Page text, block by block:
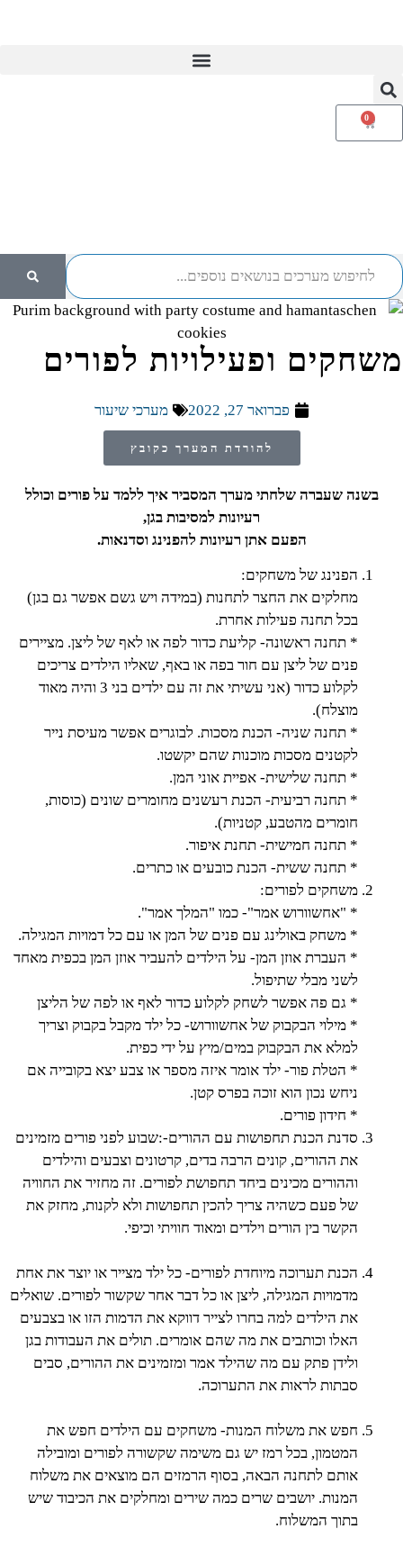
0
משחקים ופעילויות לפורים
פברואר 27, 2022 מערכי שיעור
להורדת המערך כקובץ
בשנה שעברה שלחתי מערך המסביר איך ללמד על פורים וכולל
רעיונות למסיבות בגן,
הפעם אתן רעיונות להפנינג וסדנאות.
הפנינג של משחקים:
מחלקים את החצר לתחנות (במידה ויש גשם אפשר גם בגן)
בכל תחנה פעילות אחרת.
* תחנה ראשונה- קליעת כדור לפה או לאף של ליצן. מציירים
פנים של ליצן עם חור בפה או באף, שאליו הילדים צריכים
לקלוע כדור (אני עשיתי את זה עם ילדים בני 3 והיה מאוד
מוצלח).
* תחנה שניה- הכנת מסכות. לבוגרים אפשר מעיסת נייר
לקטנים מסכות מוכנות שהם יקשטו.
* תחנה שלישית- אפיית אוני המן.
* תחנה רביעית- הכנת רעשנים מחומרים שונים (כוסות,
חומרים מהטבע, קטניות).
* תחנה חמישית- תחנת איפור.
* תחנה ששית- הכנת כובעים או כתרים.
משחקים לפורים:
* "אחשוורוש אמר"- כמו "המלך אמר".
* משחק באולינג עם פנים של המן או עם כל דמויות המגילה.
* העברת אוזן המן- על הילדים להעביר אוזן המן בכפית מאחד
לשני מבלי שתיפול.
* גם פה אפשר לשחק לקלוע כדור לאף או לפה של הליצן
* מילוי הבקבוק של אחשוורוש- כל ילד מקבל בקבוק וצריך
למלא את הבקבוק במים/מיץ על ידי כפית.
* הטלת פור- ילד אומר איזה מספר או צבע יצא בקובייה אם
ניחש נכון הוא זוכה בפרס קטן.
* חידון פורים.
סדנת הכנת תחפושות עם ההורים-:שבוע לפני פורים מזמינים
את ההורים, קונים הרבה בדים, קרטונים וצבעים והילדים
וההורים מכינים ביחד תחפושת לפורים. זה מחזיר את החוויה
של פעם כשהיה צריך להכין תחפושות ולא לקנות, מחזק את
הקשר בין הורים וילדים ומאוד חוויתי וכיפי.
הכנת תערוכה מיוחדת לפורים- כל ילד מצייר או יוצר את אחת
מדמויות המגילה, ליצן או כל דבר אחר שקשור לפורים. שואלים
את הילדים למה בחרו לצייר דווקא את הדמות הזו או בצבעים
האלו וכותבים את מה שהם אומרים. תולים את העבודות בגן
ולידן פתק עם מה שהילד אמר ומזמינים את ההורים, סבים
סבתות לראות את התערוכה.
חפש את משלוח המנות- משחקים עם הילדים חפש את
המטמון, בכל רמז יש גם משימה שקשורה לפורים ומובילה
אותם לתחנה הבאה, בסוף הרמזים הם מוצאים את משלוח
המנות. יושבים שרים כמה שירים ומחלקים את הכיבוד שיש
בתוך המשלוח.